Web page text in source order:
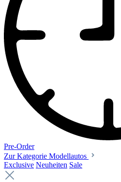
Pre-Order
Zur Kategorie Modellautos
Exclusive Neuheiten Sale